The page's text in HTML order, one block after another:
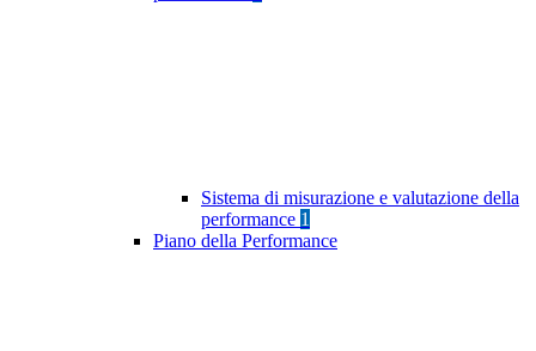
Sistema di misurazione e valutazione della
performance 1
Piano della Performance